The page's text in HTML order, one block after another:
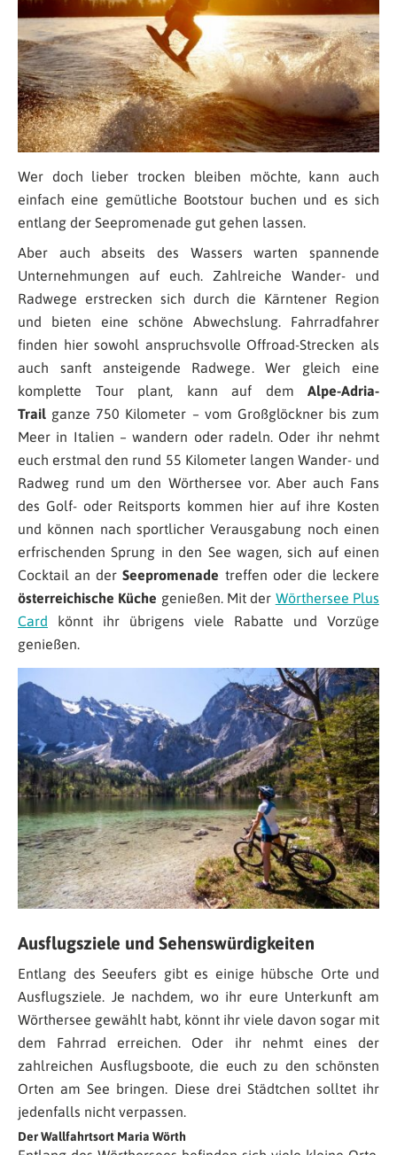
Wer doch lieber trocken bleiben möchte, kann auch
einfach eine gemütliche Bootstour buchen und es sich
entlang der Seepromenade gut gehen lassen.
Aber auch abseits des Wassers warten spannende
Unternehmungen auf euch. Zahlreiche Wander- und
Radwege erstrecken sich durch die Kärntener Region
und bieten eine schöne Abwechslung. Fahrradfahrer
finden hier sowohl anspruchsvolle Offroad-Strecken als
auch sanft ansteigende Radwege. Wer gleich eine
komplette Tour plant, kann auf dem Alpe-Adria-
Trail ganze 750 Kilometer – vom Großglöckner bis zum
Meer in Italien – wandern oder radeln. Oder ihr nehmt
euch erstmal den rund 55 Kilometer langen Wander- und
Radweg rund um den Wörthersee vor. Aber auch Fans
des Golf- oder Reitsports kommen hier auf ihre Kosten
und können nach sportlicher Verausgabung noch einen
erfrischenden Sprung in den See wagen, sich auf einen
Cocktail an derSeepromenade treffen oder die leckere
österreichische Küche genießen. Mit der Wörthersee Plus
Card könnt ihr übrigens viele Rabatte und Vorzüge
genießen.
Ausflugsziele und Sehenswürdigkeiten
Entlang des Seeufers gibt es einige hübsche Orte und
Ausflugsziele. Je nachdem, wo ihr eure Unterkunft am
Wörthersee gewählt habt, könnt ihr viele davon sogar mit
dem Fahrrad erreichen. Oder ihr nehmt eines der
zahlreichen Ausflugsboote, die euch zu den schönsten
Orten am See bringen. Diese drei Städtchen solltet ihr
jedenfalls nicht verpassen.
Der Wallfahrtsort Maria Wörth